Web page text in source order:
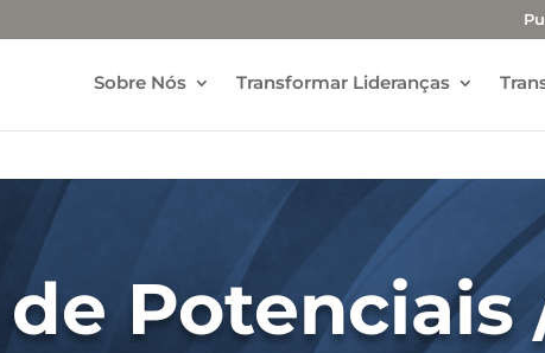
Sobre Nós Transformar Lideranças
de Potenciais